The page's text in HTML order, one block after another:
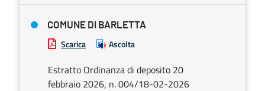
COMUNE DI BARLETTA
Scarica Ascolta
Estratto Ordinanza di deposito 20
febbraio 2026, n. 004/18-02-2026